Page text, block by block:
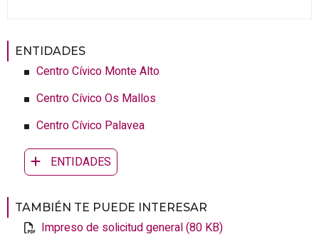
ENTIDADES
Centro Cívico Monte Alto
Centro Cívico Os Mallos
Centro Cívico Palavea
ENTIDADES
TAMBIÉN TE PUEDE INTERESAR
Impreso de solicitud general (80 KB)